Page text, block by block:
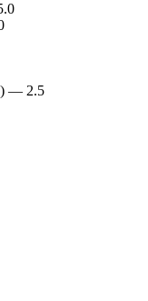
— 2.5